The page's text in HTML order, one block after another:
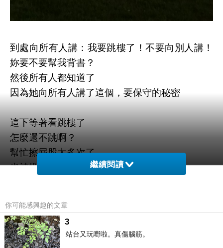
到處向所有人講：我要跳樓了！不要向別人講！
妳要不要幫我背書？
然後所有人都知道了
因為她向所有人講了這個，要保守的秘密
這下等著看跳樓了
怎麼還不跳啊？
幫忙擦屁股太多次了
也被推責任太多次了
哈哈哈哈
要心甘情願帶著微笑的擦
才是王道是吧！
繼續閱讀
你可能感興趣的文章
3
站台又玩嘢啦。真傷腦筋。